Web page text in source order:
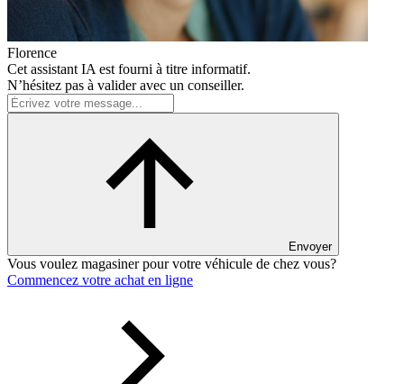
Florence
Cet assistant IA est fourni à titre informatif.
N’hésitez pas à valider avec un conseiller.
Envoyer
Vous voulez magasiner pour votre véhicule de chez vous?
Commencez votre achat en ligne